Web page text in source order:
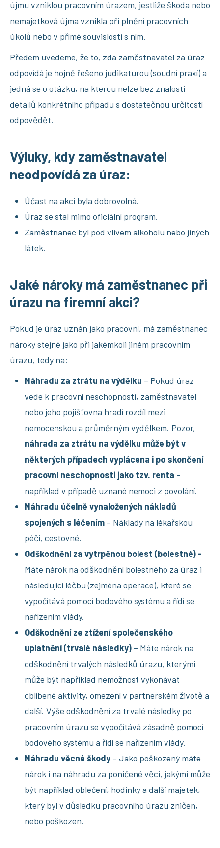
újmu vzniklou pracovním úrazem, jestliže škoda nebo
nemajetková újma vznikla při plnění pracovních
úkolů nebo v přímé souvislosti s ním.
Předem uvedeme, že to, zda zaměstnavatel za úraz
odpovídá je hojně řešeno judikaturou (soudní praxí) a
jedná se o otázku, na kterou nelze bez znalosti
detailů konkrétního případu s dostatečnou určitostí
odpovědět.
Výluky, kdy zaměstnavatel
neodpovídá za úraz:
Účast na akci byla dobrovolná.
Úraz se stal mimo oficiální program.
Zaměstnanec byl pod vlivem alkoholu nebo jiných
látek.
Jaké nároky má zaměstnanec při
úrazu na firemní akci?
Pokud je úraz uznán jako pracovní, má zaměstnanec
nároky stejné jako při jakémkoli jiném pracovním
úrazu, tedy na:
Náhradu za ztrátu na výdělku – Pokud úraz
vede k pracovní neschopnosti, zaměstnavatel
nebo jeho pojišťovna hradí rozdíl mezi
nemocenskou a průměrným výdělkem. Pozor,
náhrada za ztrátu na výdělku může být v
některých případech vyplácena i po skončení
pracovní neschopnosti jako tzv. renta –
například v případě uznané nemoci z povolání.
Náhradu účelně vynaložených nákladů
spojených s léčením – Náklady na lékařskou
péči, cestovné.
Odškodnění za vytrpěnou bolest (bolestné) -
Máte nárok na odškodnění bolestného za úraz i
následující léčbu (zejména operace), které se
vypočítává pomocí bodového systému a řídí se
nařízením vlády.
Odškodnění ze ztížení společenského
uplatnění (trvalé následky) – Máte nárok na
odškodnění trvalých následků úrazu, kterými
může být například nemožnost vykonávat
oblíbené aktivity, omezení v partnerském životě a
další. Výše odškodnění za trvalé následky po
pracovním úrazu se vypočítává zásadně pomocí
bodového systému a řídí se nařízením vlády.
Náhradu věcné škody – Jako poškozený máte
nárok i na náhradu za poničené věci, jakými může
být například oblečení, hodinky a další majetek,
který byl v důsledku pracovního úrazu zničen,
nebo poškozen.